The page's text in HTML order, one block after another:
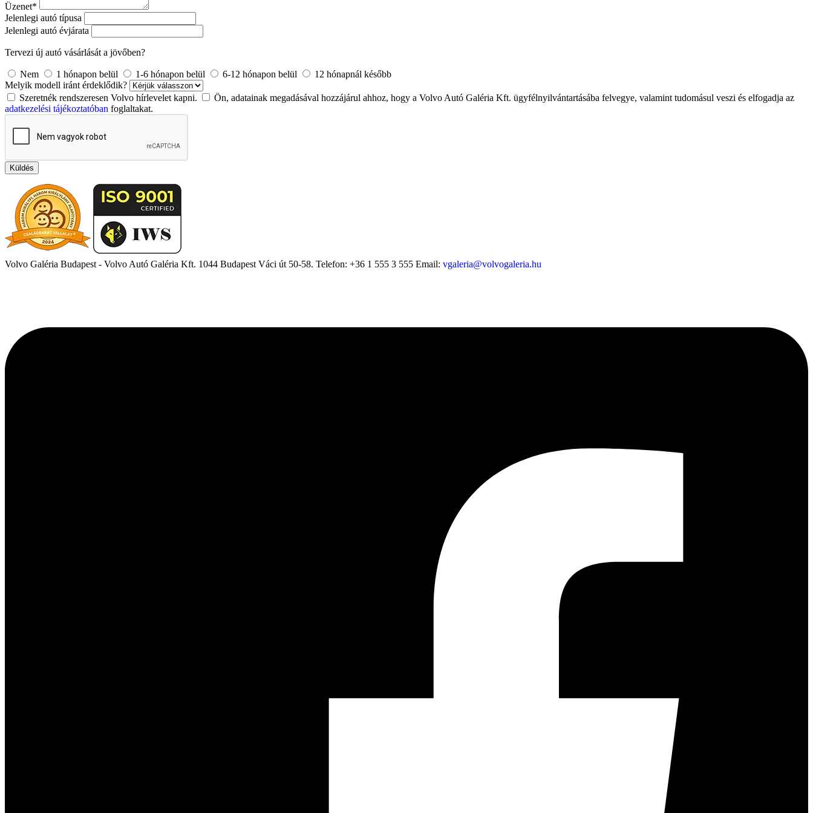
Üzenet*
Jelenlegi autó típusa
Jelenlegi autó évjárata
Tervezi új autó vásárlását a jövőben?
Nem 1 hónapon belül 1-6 hónapon belül 6-12 hónapon belül
12 hónapnál később
Melyik modell iránt érdeklődik?
Szeretnék rendszeresen Volvo hírlevelet kapni.
Ön, adatainak megadásával hozzájárul ahhoz, hogy a Volvo Autó Galéria Kft. ügyfélnyilvántartásába felvegye, valamint tudomásul veszi és elfogadja az
adatkezelési tájékoztatóban foglaltakat.
Küldés
Volvo Galéria Budapest - Volvo Autó Galéria Kft. 1044 Budapest Váci út 50-58. Telefon: +36 1 555 3 555 Email: vgaleria@volvogaleria.hu